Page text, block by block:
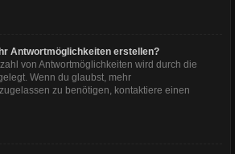
Antwortmöglichkeiten erstellen?
von Antwortmöglichkeiten wird durch die
Wenn du glaubst, mehr
zu benötigen, kontaktiere einen